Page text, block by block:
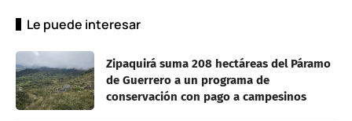
Le puede interesar
Zipaquirá suma 208 hectáreas del Páramo
de Guerrero a un programa de
conservación con pago a campesinos